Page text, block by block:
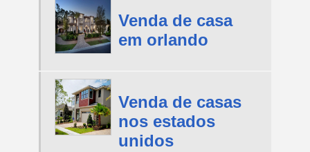
Venda de casa
em orlando
Venda de casas
nos estados
unidos